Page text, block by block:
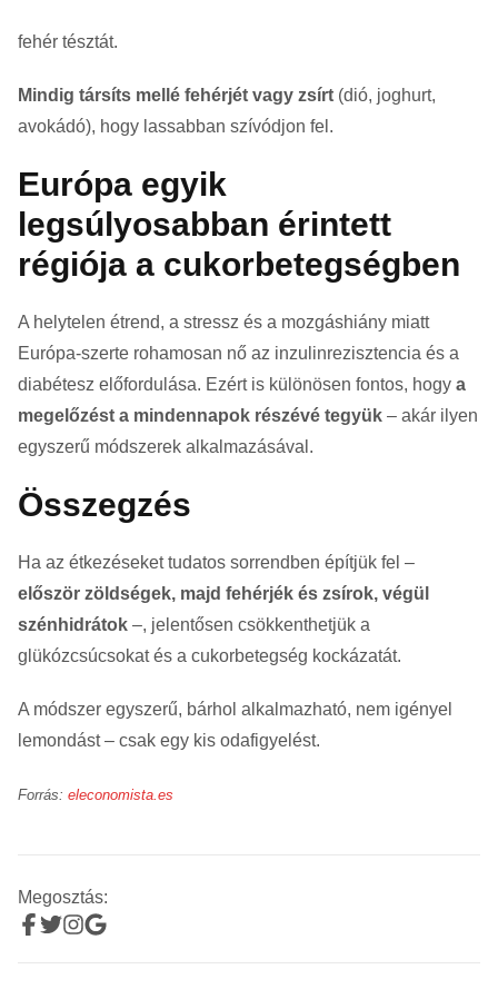
fehér tésztát.
Mindig társíts mellé fehérjét vagy zsírt (dió, joghurt,
avokádó), hogy lassabban szívódjon fel.
Európa egyik
legsúlyosabban érintett
régiója a cukorbetegségben
A helytelen étrend, a stressz és a mozgáshiány miatt
Európa-szerte rohamosan nő az inzulinrezisztencia és a
diabétesz előfordulása. Ezért is különösen fontos, hogy a
megelőzést a mindennapok részévé tegyük – akár ilyen
egyszerű módszerek alkalmazásával.
Összegzés
Ha az étkezéseket tudatos sorrendben építjük fel –
először zöldségek, majd fehérjék és zsírok, végül
szénhidrátok –, jelentősen csökkenthetjük a
glükózcsúcsokat és a cukorbetegség kockázatát.
A módszer egyszerű, bárhol alkalmazható, nem igényel
lemondást – csak egy kis odafigyelést.
Forrás: eleconomista.es
Megosztás: